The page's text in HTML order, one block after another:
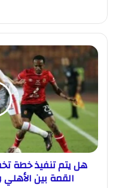
هل يتم تنفيذ خطة
القمة بين